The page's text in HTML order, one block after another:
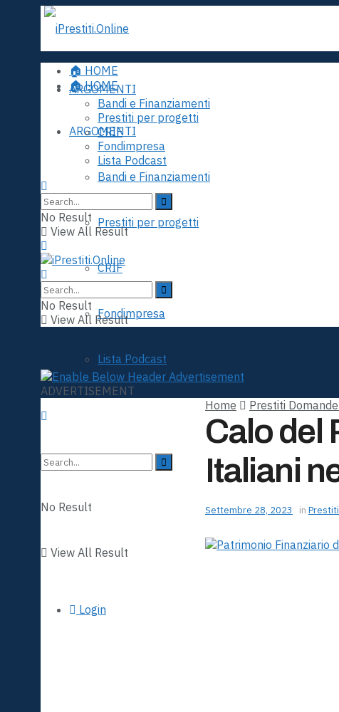
🏠 HOME
ARGOMENTI
Bandi e Finanziamenti
Prestiti per progetti
CRIF
Fondimpresa
Lista Podcast
No Result
View All Result
Login
🏠 HOME
ARGOMENTI
Bandi e Finanziamenti
Prestiti per progetti
CRIF
Fondimpresa
Lista Podcast
No Result
View All Result
No Result
View All Result
ADVERTISEMENT
Home
Prestiti
Calo del
Italiani
Settembre 28, 2023 in